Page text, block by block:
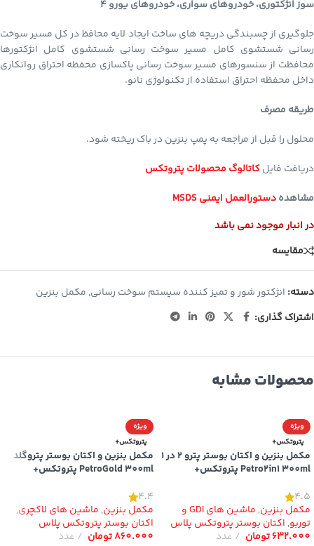
سوز انژکتوری، خودروهای سواری، خودروهای یورو ۴
جلوگیری از چسبندگی دریچه های ساخت ایجاد لایه محافظ در کل مسیر سوخت
رسانی شستشوی کامل مسیر سوخت رسانی شستشوی کامل انژکتورها
محافظت از سنسورهای مسیر سوخت رسانی پاکسازی محفظه احتراق روانکاری
داخل محفظه احتراق استفاده از تکنولوژی نانو.
طريقه مصرف
محلول را قبل از مراجعه به پمپ بنزين در باك ريخته شود.
دریافت فایلکاتالوگ محصولات پتروتکس
مشاهدهدستورالعمل ایمنی MSDS
در انبار موجود نمی باشد
مقایسه
دسته: انژکتور شور و تمیز کننده سیستم سوخت رسانی, مکمل بنزین
اشتراک گذاری:
محصولات مشابه
ویژه
پتروتکس+
مکمل بنزین و اکتان بوستر پترو 2 در 1
Petro2in1 300ml پتروتکس+
4.5
مکمل بنزین,
ماشین های GDI و
توربو, اکتان بوستر پتروتکس پلاس
632.000تومان عدد
ویژه
پتروتکس+
مکمل بنزین و اکتان بوستر پتروگلد
PetroGold 300ml پتروتکس+
4.4
مکمل بنزین, ماشین های لاکچری,
اکتان بوستر پتروتکس پلاس
860.000تومان عدد